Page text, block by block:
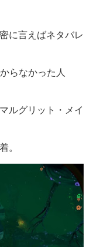
に言えばネタバレ
らなかった人
ルグリット・メイ
。